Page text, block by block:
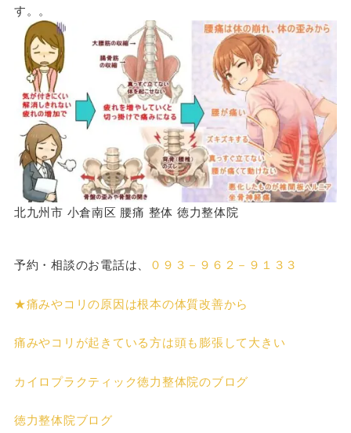
す。。
北九州市 小倉南区 腰痛 整体 徳力整体院
予約・相談のお電話は、 ０９３－９６２－９１３３
★痛みやコリの原因は根本の体質改善から
痛みやコリが起きている方は頭も膨張して大きい
カイロプラクティック徳力整体院のブログ
徳力整体院ブログ